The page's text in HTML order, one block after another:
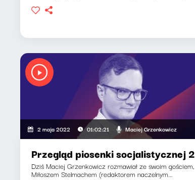
2 maja 2022 01:02:21 Maciej Grzenkowicz
Przegląd piosenki socjalistycznej 2
Dziś Maciej Grzenkowicz rozmawiał ze swoim gościem,
Miłoszem Stelmachem (redaktorem naczelnym...